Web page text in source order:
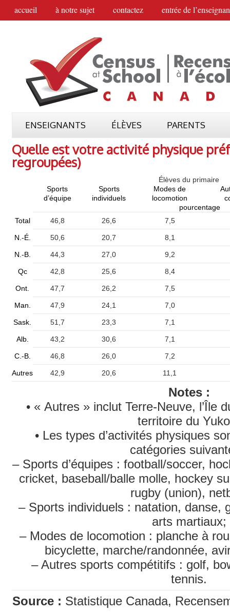
accueil à notre sujet contactez entrée de
ENSEIGNANTS ÉLÈVES PARENTS
Quelle est votre activité physique
regroupées)
Élèves du primaire
Sports
d’équipe
Sports
individuels
Modes de
locomotion
pourcentage
Total
46,8 26,6 7,5
N.-É. 50,6 20,7 8,1
N.-B. 44,3 27,0 9,2
Qc 42,8 25,6 8,4
Ont. 47,7 26,2 7,5
Man. 47,9 24,1 7,0
Sask. 51,7 23,3 7,1
Alb. 43,2 30,6 7,1
C.-B. 46,8 26,0 7,2
Autres 42,9 20,6 11,1
Notes :
• « Autres » inclut Terre-Neuve, l’Île
territoire du
• Les types d’activités physiques
catégories
– Sports d’équipes : football/soccer,
cricket, baseball/balle molle, hockey
rugby (union),
– Sports individuels : natation, danse,
arts martiaux;
– Modes de locomotion : planche à
bicyclette, marche/randonnée,
– Autres sports compétitifs : golf,
tennis.
Source : Statistique Canada,